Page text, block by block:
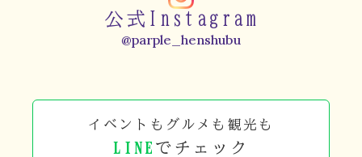
公式Instagram
@parple_henshubu
イベントもグルメも観光も
LINE でチェック